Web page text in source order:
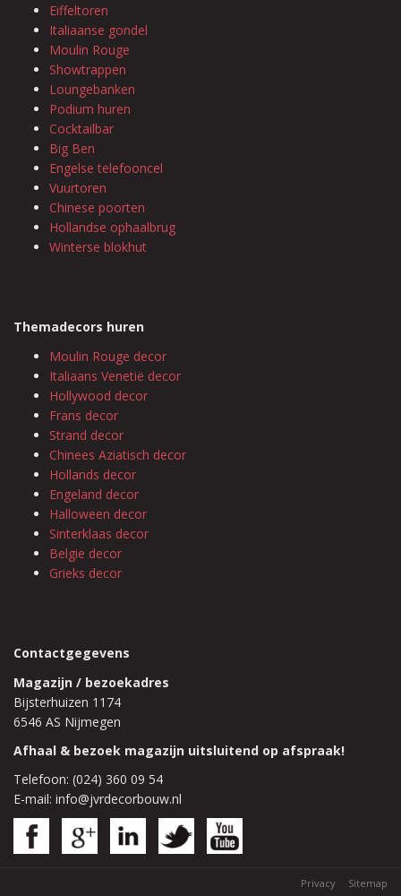
Eiffeltoren
Italiaanse gondel
Moulin Rouge
Showtrappen
Loungebanken
Podium huren
Cocktailbar
Big Ben
Engelse telefooncel
Vuurtoren
Chinese poorten
Hollandse ophaalbrug
Winterse blokhut
Themadecors huren
Moulin Rouge decor
Italiaans Venetië decor
Hollywood decor
Frans decor
Strand decor
Chinees Aziatisch decor
Hollands decor
Engeland decor
Halloween decor
Sinterklaas decor
Belgie decor
Grieks decor
Contactgegevens
Magazijn / bezoekadres
Bijsterhuizen 1174
6546 AS Nijmegen
Afhaal & bezoek magazijn uitsluitend op afspraak!
Telefoon: (024) 360 09 54
E-mail: info@jvrdecorbouw.nl
Privacy Sitemap